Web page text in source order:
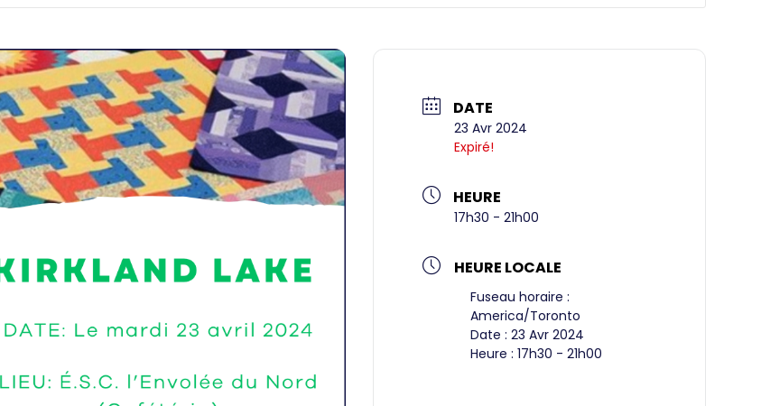
DATE
23 Avr 2024
Expiré!
HEURE
17h30 - 21h00
HEURE LOCALE
Fuseau horaire :
America/Toronto
Date :23 Avr 2024
Heure :17h30 - 21h00